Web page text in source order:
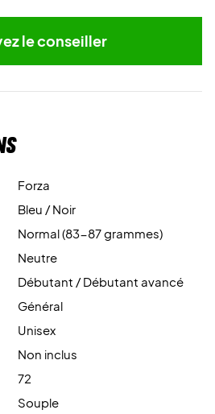
le conseiller
Forza
Bleu / Noir
Normal (83-87 grammes)
Neutre
Débutant / Débutant avancé
Général
Unisex
Non inclus
72
Souple